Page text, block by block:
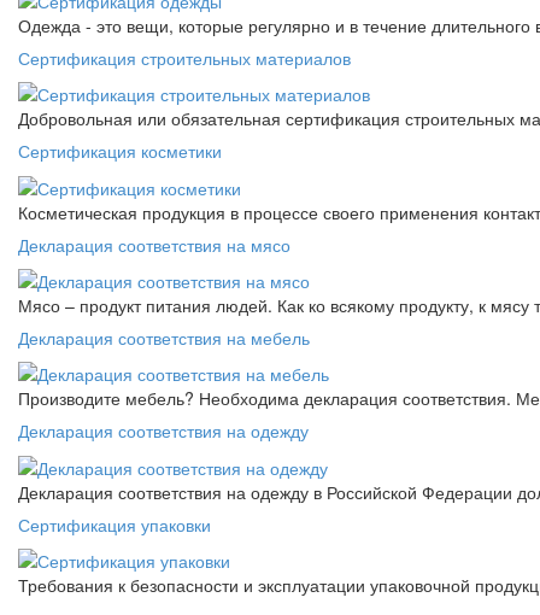
Одежда - это вещи, которые регулярно и в течение
Сертификация строительных материалов
Добровольная или обязательная сертификация строительных
Сертификация косметики
Косметическая продукция в процессе своего применения
Декларация соответствия на мясо
Мясо – продукт питания людей. Как ко всякому продукту, к мясу
Декларация соответствия на мебель
Производите мебель? Необходима декларация соответствия.
Декларация соответствия на одежду
Декларация соответствия на одежду в Российской Федерации
Сертификация упаковки
Требования к безопасности и эксплуатации упаковочной